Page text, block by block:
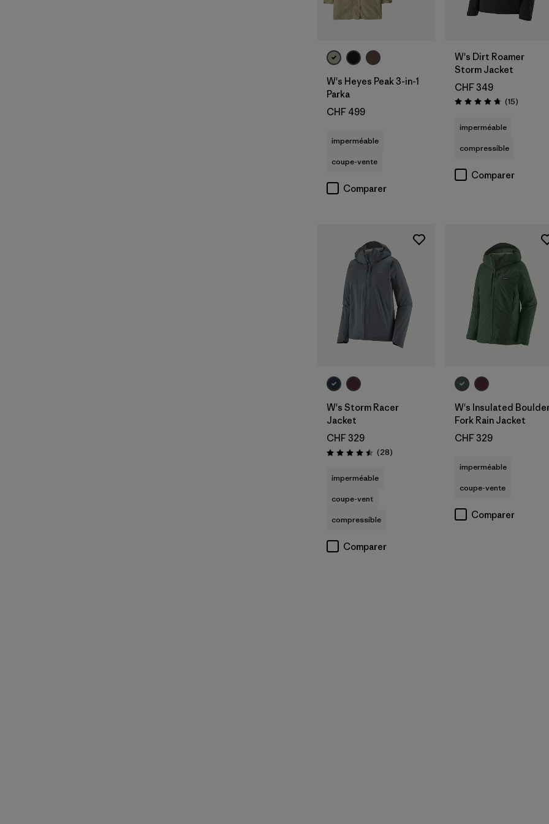
W's Heyes Peak 3-in-1
Parka
CHF 499
imperméable
coupe-vente
Comparer
W's Dirt Roamer
Storm Jacket
CHF 349
Évaluation: 4.7 / 5
(15Avis
)
imperméable
compressible
Comparer
W's Storm Racer
Jacket
CHF 329
Évaluation: 4.5 / 5
(28Avis
)
imperméable
coupe-vent
compressible
Comparer
W's Insulated
Fork Rain Jacket
CHF 329
imperméable
coupe-vente
Comparer